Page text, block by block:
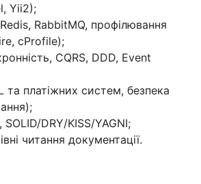
Yii2);
RabbitMQ, профілювання
cProfile);
CQRS, DDD, Event
та платіжних систем, безпека
SOLID/DRY/KISS/YAGNI;
читання документації.